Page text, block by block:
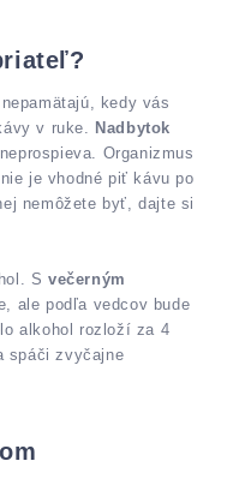
kedy vás
v ruke.
Nadbytok
Organizmus
je vhodné piť kávu po
nemôžete byť, dajte si
S večerným
ale podľa vedcov bude
alkohol rozloží za 4
spáči zvyčajne